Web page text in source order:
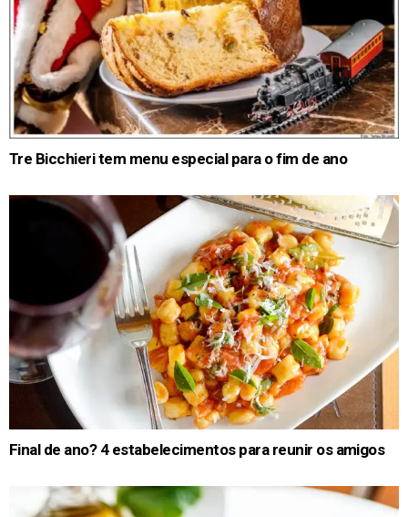
Tre Bicchieri tem menu especial para o fim de ano
Final de ano? 4 estabelecimentos para reunir os amigos